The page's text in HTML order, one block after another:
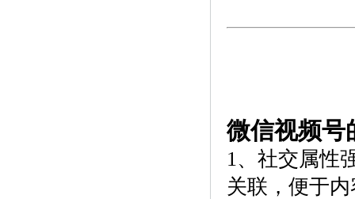
微信视频号
1、社交属性
关联，便于